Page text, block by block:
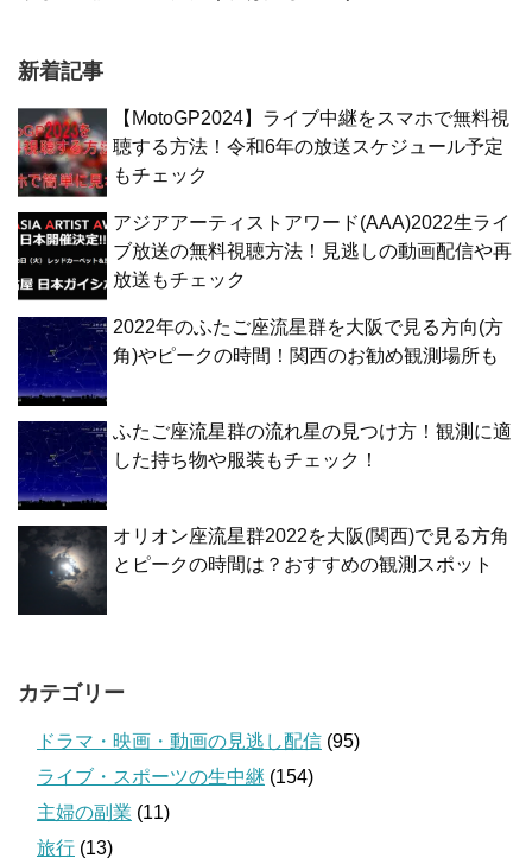
新着記事
【MotoGP2024】ライブ中継をスマホで無料視
聴する方法！令和6年の放送スケジュール予定
もチェック
アジアアーティストアワード(AAA)2022生ライ
ブ放送の無料視聴方法！見逃しの動画配信や再
放送もチェック
2022年のふたご座流星群を大阪で見る方向(方
角)やピークの時間！関西のお勧め観測場所も
ふたご座流星群の流れ星の見つけ方！観測に適
した持ち物や服装もチェック！
オリオン座流星群2022を大阪(関西)で見る方角
とピークの時間は？おすすめの観測スポット
カテゴリー
ドラマ・映画・動画の見逃し配信 (95)
ライブ・スポーツの生中継 (154)
主婦の副業 (11)
旅行 (13)